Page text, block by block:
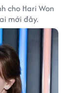
cho Hari Won
mới đây.